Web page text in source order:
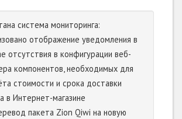
система мониторинга:
отображение уведомления в
отсутствия в конфигурации веб-
компонентов, необходимых для
стоимости и срока доставки
в Интернет-магазине
пакета Zion Qiwi на новую